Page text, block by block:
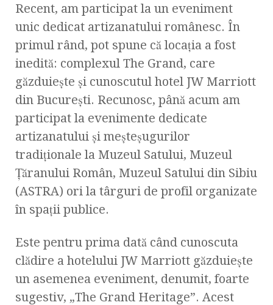
Recent, am participat la un eveniment
unic dedicat artizanatului românesc. În
primul rând, pot spune că locaţia a fost
inedită: complexul The Grand, care
găzduieşte şi cunoscutul hotel JW Marriott
din Bucureşti. Recunosc, până acum am
participat la evenimente dedicate
artizanatului şi meşteşugurilor
tradiţionale la Muzeul Satului, Muzeul
Ţăranului Român, Muzeul Satului din Sibiu
(ASTRA) ori la târguri de profil organizate
în spaţii publice.
Este pentru prima dată când cunoscuta
clădire a hotelului JW Marriott găzduieşte
un asemenea eveniment, denumit, foarte
sugestiv, „The Grand Heritage”. Acest